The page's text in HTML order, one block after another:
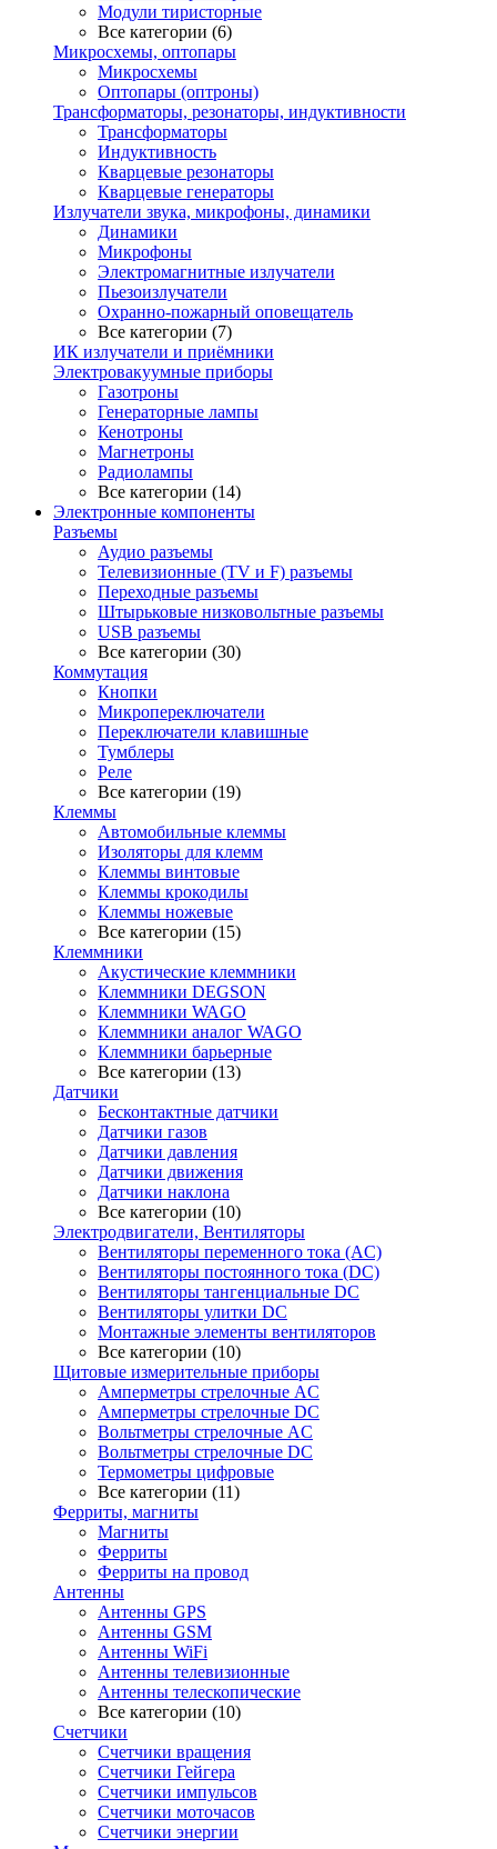
Модули тиристорные
Все категории (6)
Микросхемы, оптопары
Микросхемы
Оптопары (оптроны)
Трансформаторы, резонаторы, индуктивности
Трансформаторы
Индуктивность
Кварцевые резонаторы
Кварцевые генераторы
Излучатели звука, микрофоны, динамики
Динамики
Микрофоны
Электромагнитные излучатели
Пьезоизлучатели
Охранно-пожарный оповещатель
Все категории (7)
ИК излучатели и приёмники
Электровакуумные приборы
Газотроны
Генераторные лампы
Кенотроны
Магнетроны
Радиолампы
Все категории (14)
Электронные компоненты
Разъемы
Аудио разъемы
Телевизионные (TV и F) разъемы
Переходные разъемы
Штырьковые низковольтные разъемы
USB разъемы
Все категории (30)
Коммутация
Кнопки
Микропереключатели
Переключатели клавишные
Тумблеры
Реле
Все категории (19)
Клеммы
Автомобильные клеммы
Изоляторы для клемм
Клеммы винтовые
Клеммы крокодилы
Клеммы ножевые
Все категории (15)
Клеммники
Акустические клеммники
Клеммники DEGSON
Клеммники WAGO
Клеммники аналог WAGO
Клеммники барьерные
Все категории (13)
Датчики
Бесконтактные датчики
Датчики газов
Датчики давления
Датчики движения
Датчики наклона
Все категории (10)
Электродвигатели, Вентиляторы
Вентиляторы переменного тока (AC)
Вентиляторы постоянного тока (DC)
Вентиляторы тангенциальные DC
Вентиляторы улитки DC
Монтажные элементы вентиляторов
Все категории (10)
Щитовые измерительные приборы
Амперметры стрелочные AC
Амперметры стрелочные DC
Вольтметры стрелочные AC
Вольтметры стрелочные DC
Термометры цифровые
Все категории (11)
Ферриты, магниты
Магниты
Ферриты
Ферриты на провод
Антенны
Антенны GPS
Антенны GSM
Антенны WiFi
Антенны телевизионные
Антенны телескопические
Все категории (10)
Счетчики
Счетчики вращения
Счетчики Гейгера
Счетчики импульсов
Счетчики моточасов
Счетчики энергии